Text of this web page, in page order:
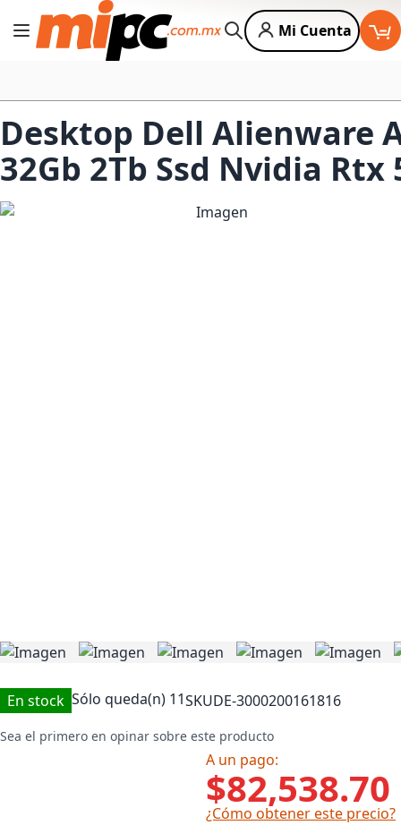
Cambiar Nav
Buscar
Mi Cuenta
Desktop Dell Alienware
32Gb 2Tb Ssd Nvidia Rtx
En stock Sólo queda(n) 11SKUDE-3000200161816
Sea el primero en opinar sobre este producto
A un pago:
$82,538.70
¿Cómo obtener este precio?